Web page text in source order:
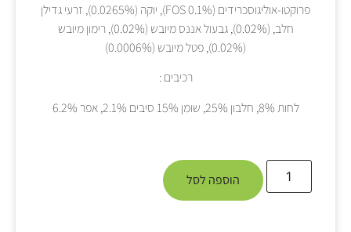
פרוקטו-אוליגוסכרידים (FOS 0.1%), יוקה (0.0265%), זרעי גדילן
חלב, (0.02%), גבעול אננס מיובש (0.02%), רימון מיובש
(0.02%), פטל מיובש (0.0006%)
רכיבים :
לחות 8%, חלבון 25%, שומן 15% סיבים 2.1%, אפר 6.2%
הוספה לסל